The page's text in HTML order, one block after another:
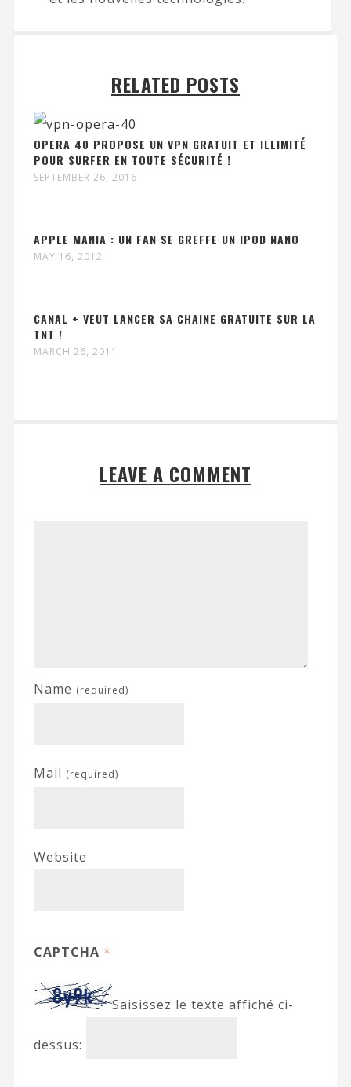
RELATED POSTS
OPERA 40 PROPOSE UN VPN GRATUIT ET ILLIMITÉ
POUR SURFER EN TOUTE SÉCURITÉ !
SEPTEMBER 26, 2016
APPLE MANIA : UN FAN SE GREFFE UN IPOD NANO
MAY 16, 2012
CANAL + VEUT LANCER SA CHAINE GRATUITE SUR LA
TNT !
MARCH 26, 2011
LEAVE A COMMENT
Name (required)
Mail (required)
Website
CAPTCHA *
Saisissez le texte affiché ci-
dessus: